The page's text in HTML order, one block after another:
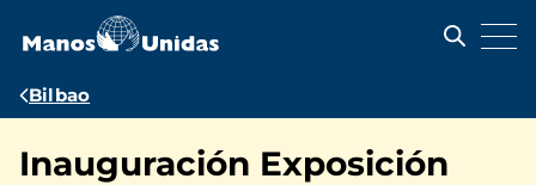
contenido
Ruta
navegación
Bilbao
Inauguración Exposición